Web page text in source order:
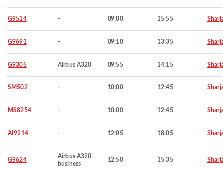
G9514 - 09:00 15:55
G9691 - 09:10 13:35
G9305 Airbus A320 09:55 14:15
SM502 - 10:00 12:45
MS8254 - 10:00 12:45
AI9214 - 12:05 18:05
G9624
Airbus A320
business
12:50 15:35